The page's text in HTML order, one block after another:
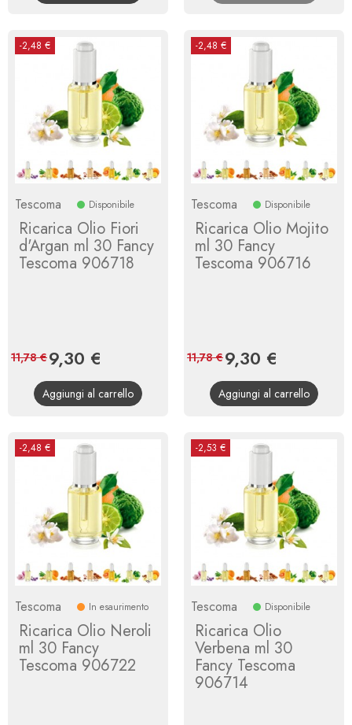
-2,48 €
Tescoma Disponibile
Ricarica Olio Fiori
d'Argan ml 30 Fancy
Tescoma 906718
Prezzo
9,30 €
base
11,78 €
Aggiungi al carrello
-2,48 €
Tescoma Disponibile
Ricarica Olio Mojito
ml 30 Fancy
Tescoma 906716
Prezzo
9,30 €
base
11,78 €
Aggiungi al carrello
-2,48 €
Tescoma In esaurimento
Ricarica Olio Neroli
ml 30 Fancy
Tescoma 906722
-2,53 €
Tescoma Disponibile
Ricarica Olio
Verbena ml 30
Fancy Tescoma
906714